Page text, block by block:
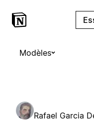
Modèles
Rafael Garcia